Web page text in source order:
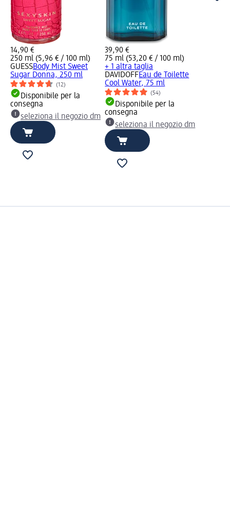
14,90 €
250 ml (5,96 € / 100 ml)
GUESSBody Mist Sweet
Sugar Donna, 250 ml
(12)
Disponibile per la
consegna
seleziona il negozio dm
39,90 €
75 ml (53,20 € / 100 ml)
+ 1 altra taglia
DAVIDOFFEau de Toilette
Cool Water, 75 ml
(54)
Disponibile per la
consegna
seleziona il negozio dm